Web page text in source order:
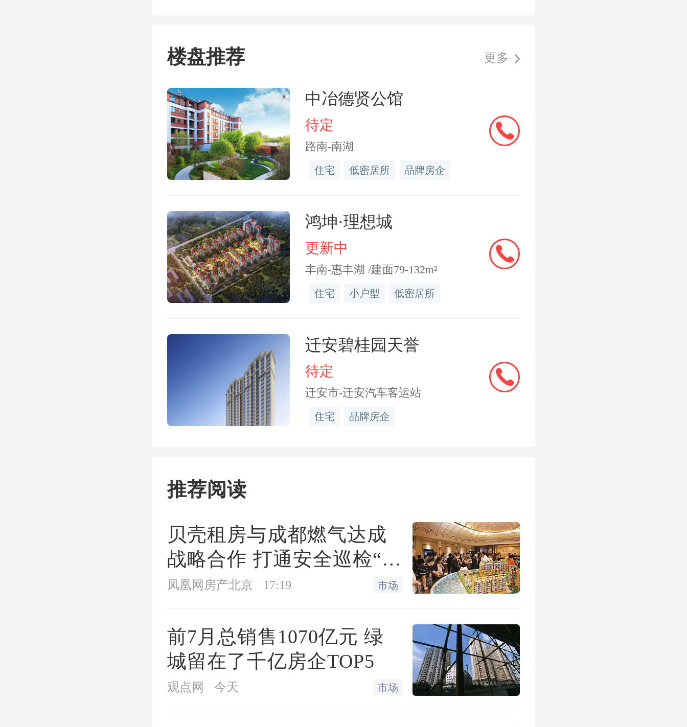
的内蒙古自治区国土资源厅原副巡视员温
建华。
据悉，2023年1月刘捍东已在江苏省人大换
届后卸任。消息称，就是在2023年初，一
捍东被查。
而关于刘捍东的审查调查和处理，引出了
江苏官场和商业圈多桩影响巨大的“地”震
往事，并将持续产生影响。
所涉旧改项目新曝质量问题
根据检察机关的起诉指控， 刘捍东在担任
江苏省江浦县委书记、县长，江苏省南京
市委常委、南京市浦口区委书记，江苏省
财政厅党组书记、厅长兼省地方税务局党
组书记等职务期间，在土地使用权出让、
免征土地增值税等事项上滥用职权，致使
楼盘推荐 更多
中冶德贤公馆
待定
路南-南湖
住宅 低密居所 品牌房企
鸿坤·理想城
更新中
丰南-惠丰湖 /建面79-132m²
住宅 小户型 低密居所
迁安碧桂园天誉
待定
迁安市-迁安汽车客运站
住宅 品牌房企
推荐阅读
贝壳租房与成都燃气达成
战略合作 打通安全巡检“最
后一米”
凤凰网房产北京 17:19 市场
前7月总销售1070亿元 绿
城留在了千亿房企TOP5
观点网 今天 市场